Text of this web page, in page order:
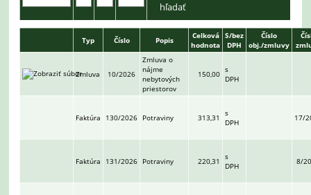
Typ Číslo Popis
Celková
hodnota
S/bez
DPH
Číslo
obj./zmluvy
Zmluva 10/2026
Zmluva o
nájme
nebytových
priestorov
150,00 s
DPH
Faktúra 130/2026 Potraviny 313,31
s
DPH
17/
Faktúra 131/2026 Potraviny 220,31
s
DPH
8/